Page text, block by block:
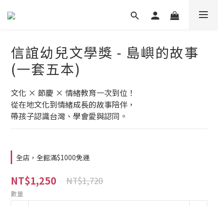
信誼幼兒文學獎 - 島嶼的故事
(一套五本)
文化 × 節慶 × 情緒教育一次到位！
從在地文化到情緒成長的故事陪伴，
帶孩子認識台灣、學會愛與認同。
全店，全館滿$1000免運
NT$1,250 NT$1,720
數量